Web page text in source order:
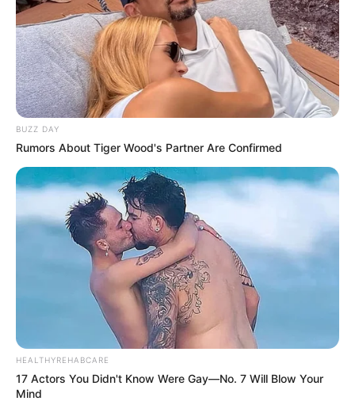
BUZZ DAY
Rumors About Tiger Wood's Partner Are Confirmed
HEALTHYREHABCARE
17 Actors You Didn't Know Were Gay—No. 7 Will Blow Your
Mind